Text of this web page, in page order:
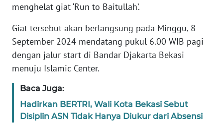
menghelat giat ‘Run to Baitullah’.
Giat tersebut akan berlangsung pada Minggu, 8
September 2024 mendatang pukul 6.00 WIB pagi
dengan jalur start di Bandar Djakarta Bekasi
menuju Islamic Center.
Baca Juga:
Hadirkan BERTRI, Wali Kota Bekasi Sebut
Disiplin ASN Tidak Hanya Diukur dari Absensi
KARIR
DISCLAIMER
Wahana
News
WN
SUMUT